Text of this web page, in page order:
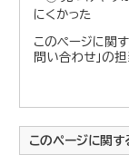
にくかった
このページに関
問い合わせ」の
このページに関す